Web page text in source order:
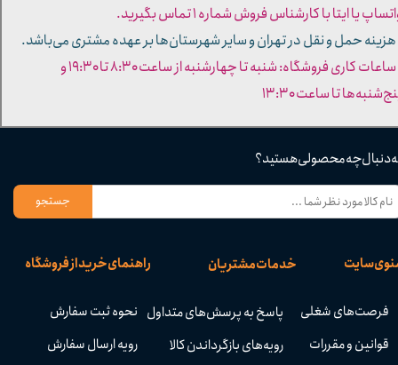
راهنمای خرید از فروشگاه
نحوه ثبت سفارش
رویه ارسال سفارش
خدمات مشتریان
پاسخ به پرسش‌های متداول
رویه‌های بازگرداندن کالا
سایت
فرصت‌های شغلی
قوانین و مقررات
دنبال چه محصولی هستید؟
جستجو
یا ایتا با کارشناس فروش شماره ۱ تماس بگیرید.
حمل و نقل در تهران و سایر شهرستان‌ها بر عهده مشتری می‌باشد.
- ساعات کاری فروشگاه: شنبه تا چهارشنبه از ساعت ۸:۳۰ تا ۱۹:۳۰ و
تا ساعت ۱۳:۳۰​​​​​​​